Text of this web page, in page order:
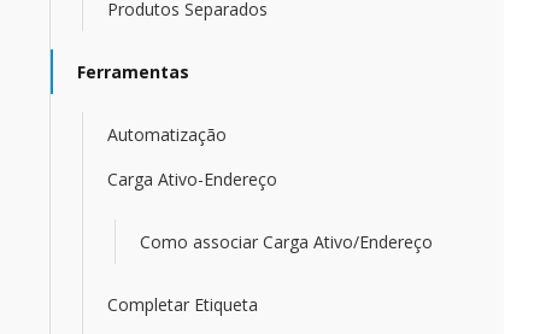
Produtos Separados
Ferramentas
Automatização
Carga Ativo-Endereço
Como associar Carga Ativo/Endereço
Completar Etiqueta